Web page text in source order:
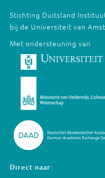
Stichting Duitsland
bij de Universiteit van
Met ondersteuning van
Direct naar: